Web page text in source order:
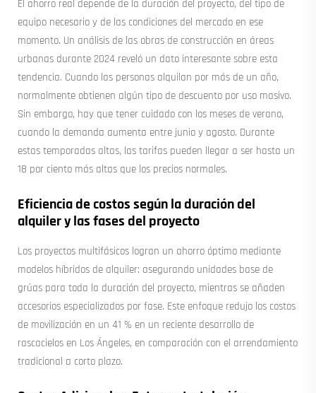
El ahorro real depende de la duración del proyecto, del tipo de
equipo necesario y de las condiciones del mercado en ese
momento. Un análisis de las obras de construcción en áreas
urbanas durante 2024 reveló un dato interesante sobre esta
tendencia. Cuando las personas alquilan por más de un año,
normalmente obtienen algún tipo de descuento por uso masivo.
Sin embargo, hay que tener cuidado con los meses de verano,
cuando la demanda aumenta entre junio y agosto. Durante
estas temporadas altas, las tarifas pueden llegar a ser hasta un
18 por ciento más altas que los precios normales.
Eficiencia de costos según la duración del
alquiler y las fases del proyecto
Los proyectos multifásicos logran un ahorro óptimo mediante
modelos híbridos de alquiler: asegurando unidades base de
grúas para toda la duración del proyecto, mientras se añaden
accesorios especializados por fase. Este enfoque redujo los costos
de movilización en un 41 % en un reciente desarrollo de
rascacielos en Los Ángeles, en comparación con el arrendamiento
tradicional a corto plazo.